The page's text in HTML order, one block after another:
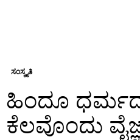
ಸಂಸ್ಕೃತಿ
ಹಿಂದೂ
ಕೆಲವೊಂದು